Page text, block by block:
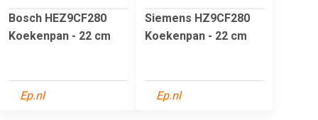
Bosch HEZ9CF280
Koekenpan - 22 cm
Ep.nl
Siemens HZ9CF280
Koekenpan - 22 cm
Ep.nl